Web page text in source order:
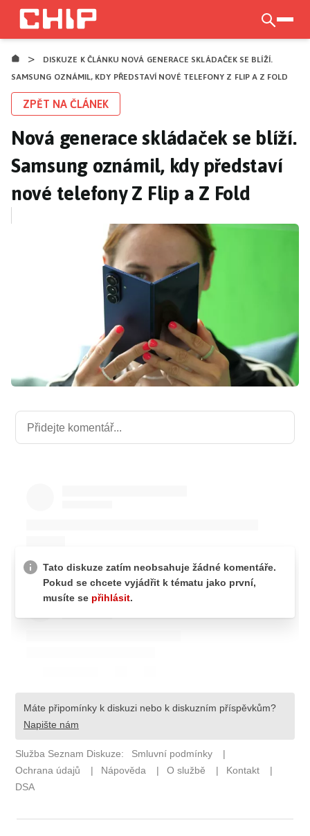
Přejít
hlavnímu
obsahu
>
DISKUZE K ČLÁNKU NOVÁ GENERACE SKLÁDAČEK SE BLÍŽÍ.
SAMSUNG OZNÁMIL, KDY PŘEDSTAVÍ NOVÉ TELEFONY Z FLIP A Z FOLD
ZPĚT NA ČLÁNEK
Nová generace skládaček se blíží.
Samsung oznámil, kdy představí
nové telefony Z Flip a Z Fold